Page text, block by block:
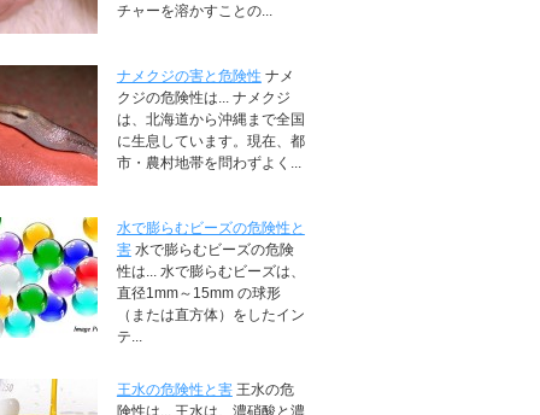
チャーを溶かすことの...
ナメクジの害と危険性 ナメ
クジの危険性は... ナメクジ
は、北海道から沖縄まで全国
に生息しています。現在、都
市・農村地帯を問わずよく...
水で膨らむビーズの危険性と
害 水で膨らむビーズの危険
性は... 水で膨らむビーズは、
直径1mm～15mm の球形
（または直方体）をしたイン
テ...
王水の危険性と害 王水の危
険性は... 王水は、濃硝酸と濃